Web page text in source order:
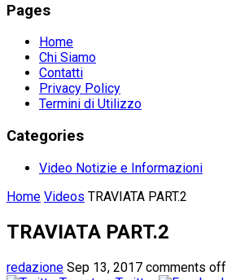
Pages
Home
Chi Siamo
Contatti
Privacy Policy
Termini di Utilizzo
Categories
Video Notizie e Informazioni
Home Videos TRAVIATA PART.2
TRAVIATA PART.2
redazione Sep 13, 2017 comments off